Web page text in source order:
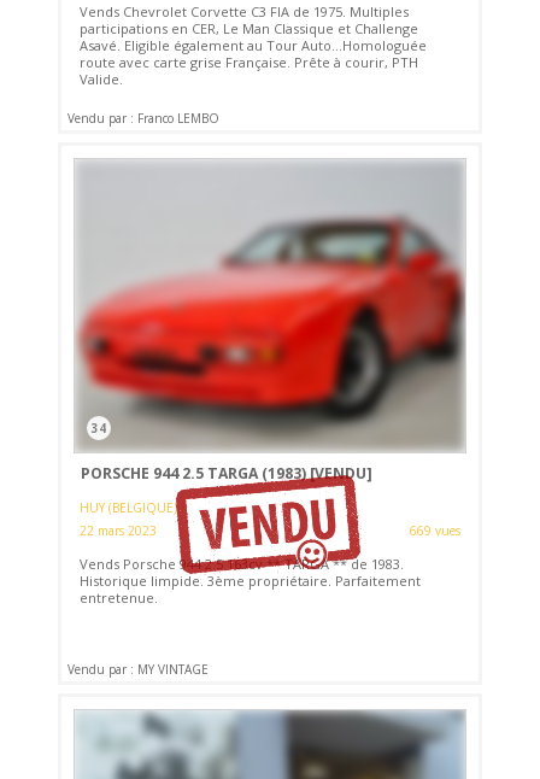
Vends Chevrolet Corvette C3 FIA de 1975. Multiples
participations en CER, Le Man Classique et Challenge
Asavé. Eligible également au Tour Auto...Homologuée
route avec carte grise Française. Prête à courir, PTH
Valide.
Vendu par : Franco LEMBO
34
PORSCHE 944 2.5 TARGA (1983)[VENDU]
HUY (BELGIQUE)
22 mars 2023
669 vues
Vends Porsche 944 2.5 163cv ** TARGA ** de 1983.
Historique limpide. 3ème propriétaire. Parfaitement
entretenue.
Vendu par : MY VINTAGE